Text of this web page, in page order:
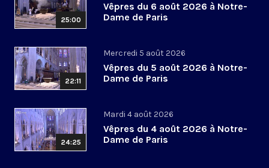
25:00
Vêpres du 6 août 2026 à Notre-
Dame de Paris
22:11
Mercredi 5 août 2026
Vêpres du 5 août 2026 à Notre-
Dame de Paris
24:25
Mardi 4 août 2026
Vêpres du 4 août 2026 à Notre-
Dame de Paris